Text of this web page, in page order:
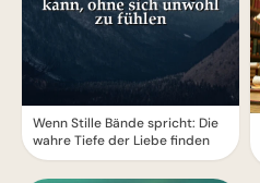
Wenn Stille Bände spricht: Die
wahre Tiefe der Liebe finden